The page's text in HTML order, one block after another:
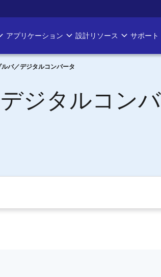
アプリケーション 設計リソース サポート
ルバ／デジタルコンバータ
ジタルコン